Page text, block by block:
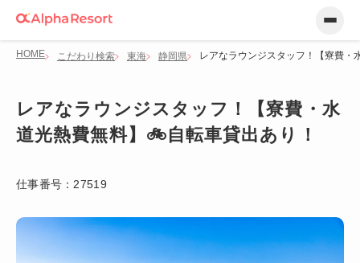
HOME こだわり検索 東海 静岡県 レアなラウンジスタッフ！【寮費
レアなラウンジスタッフ！【寮費・水
道光熱費無料】🚲自転車貸出あり！
仕事番号： 27519